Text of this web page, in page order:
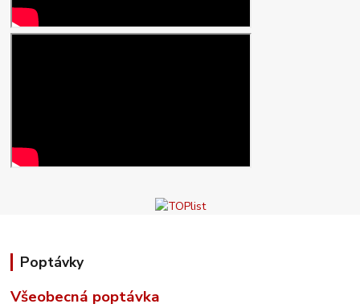
Poptávky
Všeobecná poptávka